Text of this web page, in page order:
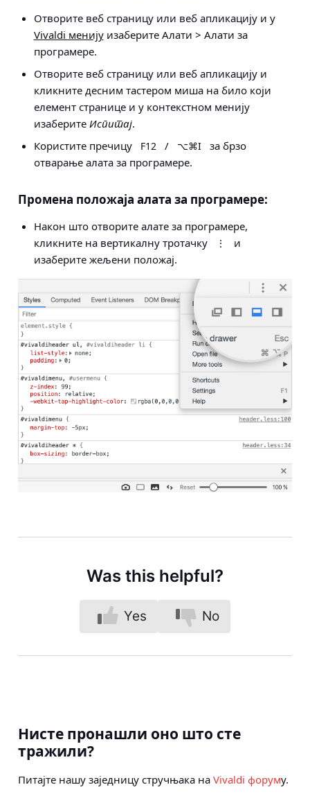
Отворите веб страницу или веб апликацију и у
Vivaldi менијуизаберите Алати > Алати за
програмере.
Отворите веб страницу или веб апликацију и
кликните десним тастером миша на било који
елемент странице и у контекстном менију
изаберите Испитај.
Користите пречицу
F12 / ⌥⌘I
за брзо
отварање алата за програмере.
Промена положаја алата за програмере:
Након што отворите алате за програмере,
кликните на вертикалну тротачку
⋮
и
изаберите жељени положај.
Was this helpful?
Yes No
Нисте пронашли оно што сте
тражили?
Питајте нашу заједницу стручњака на Vivaldi форуму.